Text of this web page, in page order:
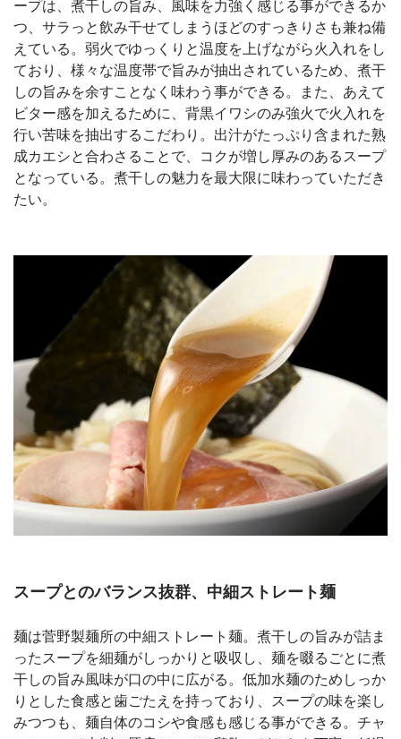
ープは、煮干しの旨み、風味を力強く感じる事ができるか
つ、サラっと飲み干せてしまうほどのすっきりさも兼ね備
えている。弱火でゆっくりと温度を上げながら火入れをし
ており、様々な温度帯で旨みが抽出されているため、煮干
しの旨みを余すことなく味わう事ができる。また、あえて
ビター感を加えるために、背黒イワシのみ強火で火入れを
行い苦味を抽出するこだわり。出汁がたっぷり含まれた熟
成カエシと合わさることで、コクが増し厚みのあるスープ
となっている。煮干しの魅力を最大限に味わっていただき
たい。
スープとのバランス抜群、中細ストレート麺
麺は菅野製麺所の中細ストレート麺。煮干しの旨みが詰ま
ったスープを細麺がしっかりと吸収し、麺を啜るごとに煮
干しの旨み風味が口の中に広がる。低加水麺のためしっか
りとした食感と歯ごたえを持っており、スープの味を楽し
みつつも、麺自体のコシや食感も感じる事ができる。チャ